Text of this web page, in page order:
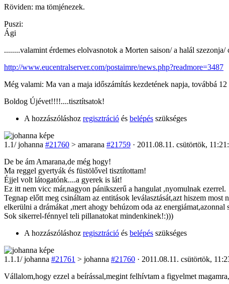
Röviden: ma tömjénezek.
Puszi:
Ági
........valamint érdemes elolvasnotok a Morten saison/ a halál szezonja/
http://www.eucentralserver.com/postaimre/news.php?readmore=3487
Még valami: Ma van a maja időszámítás kezdetének napja, továbbá
Boldog Újévet!!!!....tisztítsatok!
A hozzászóláshoz regisztráció és belépés szükséges
1 .1/johanna #21760 > amarana #21759 · 2011.08.11. csütörtök,
De be ám Amarana,de még hogy!
Ma reggel gyertyák és füstölővel tisztítottam!
Éjjel volt látogatónk....a gyerek is lát!
Ez itt nem vicc már,nagyon pánikszerű a hangulat ,nyomulnak ezerrel.
Tegnap előtt meg csináltam az entitások leválasztását,azt hiszem
elkerülni a drámákat ,mert ahogy behúzom oda az
Sok sikerrel-fénnyel teli pillanatokat mindenkinek!:)))
A hozzászóláshoz regisztráció és belépés szükséges
1 .1.1/johanna #21761 > johanna #21760 · 2011.08.11. csütörtök,
Vállalom,hogy ezzel a beírással,megint felhívtam a figyelmet